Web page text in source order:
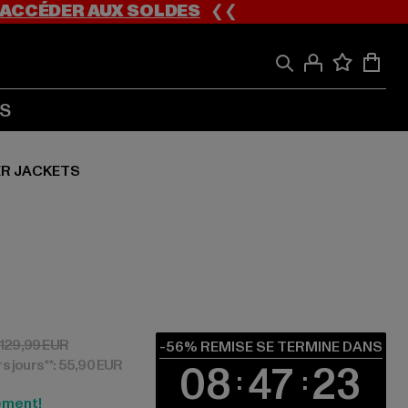
ACCÉDER AUX SOLDES❮❮
JACKETS
129,99 EURPrix en promotion: 129,99 EUR
jours**: 55,90 EUR
-56% REMISE SE TERMINE DANS
08 47 23